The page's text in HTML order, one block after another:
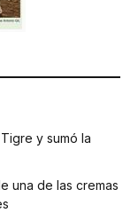
y sumó la
una de las cremas